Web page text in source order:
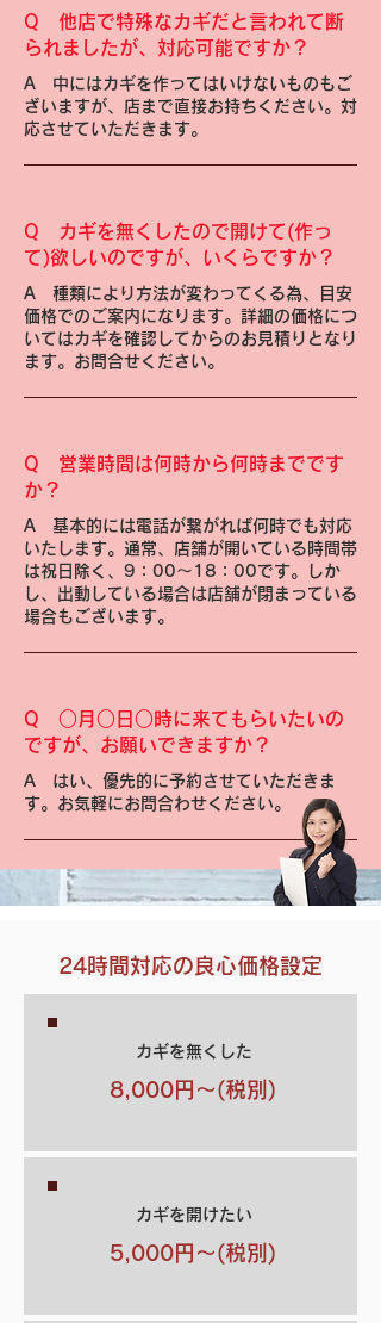
Q 他店で特殊なカギだと言われて断
られましたが、対応可能ですか？
A 中にはカギを作ってはいけないものもご
ざいますが、店まで直接お持ちください。対
応させていただきます。
Q
カギを無くしたので開けて(作っ
て)欲しいのですが、いくらですか？
A 種類により方法が変わってくる為、目安
価格でのご案内になります。詳細の価格につ
いてはカギを確認してからのお見積りとなり
ます。お問合せください。
Q 営業時間は何時から何時までです
か？
A 基本的には電話が繋がれば何時でも対応
いたします。通常、店舗が開いている時間帯
は祝日除く、9：00～18：00です。しか
し、出動している場合は店舗が閉まっている
場合もございます。
Q ○月○日○時に来てもらいたいの
ですが、お願いできますか？
A はい、優先的に予約させていただきま
す。お気軽にお問合わせください。
24時間対応の良心価格設定
カギを無くした
8,000円～(税別)
カギを開けたい
5,000円～(税別)